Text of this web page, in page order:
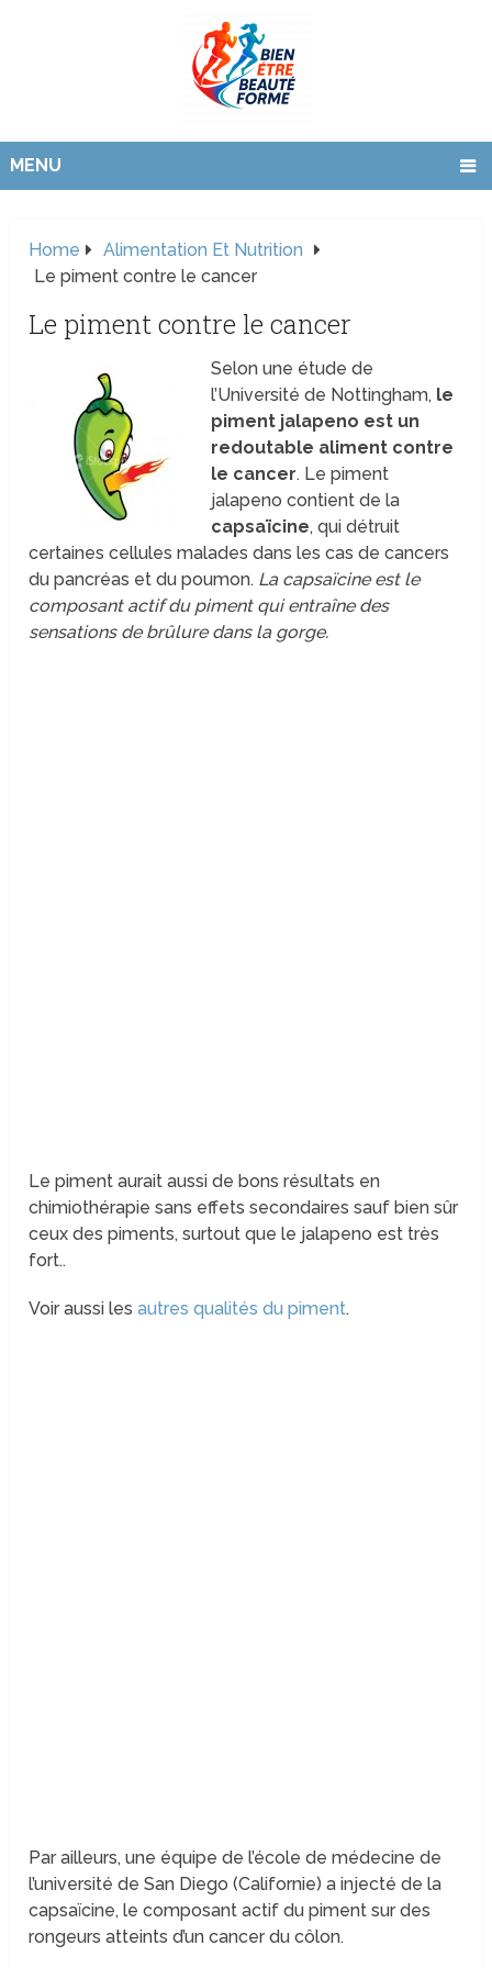
MENU
Home
Alimentation Et Nutrition
Le piment contre le cancer
Le piment contre le cancer
Selon une étude de
l’Université de Nottingham, le
piment jalapeno est un
redoutable aliment contre
le cancer. Le piment
jalapeno contient de la
capsaïcine, qui détruit
certaines cellules malades dans les cas de cancers
du pancréas et du poumon. La capsaïcine est le
composant actif du piment qui entraîne des
sensations de brûlure dans la gorge.
Le piment aurait aussi de bons résultats en
chimiothérapie sans effets secondaires sauf bien sûr
ceux des piments, surtout que le jalapeno est très
fort..
Voir aussi lesautres qualités du piment.
Par ailleurs, une équipe de l’école de médecine de
l’université de San Diego (Californie) a injecté de la
capsaïcine, le composant actif du piment sur des
rongeurs atteints d’un cancer du côlon.